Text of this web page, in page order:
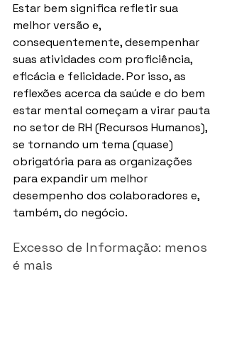
Estar bem significa refletir sua
melhor versão e,
consequentemente, desempenhar
suas atividades com proficiência,
eficácia e felicidade. Por isso, as
reflexões acerca da saúde e do bem
estar mental começam a virar pauta
no setor de RH (Recursos Humanos),
se tornando um tema (quase)
obrigatória para as organizações
para expandir um melhor
desempenho dos colaboradores e,
também, do negócio.
Excesso de Informação: menos
é mais